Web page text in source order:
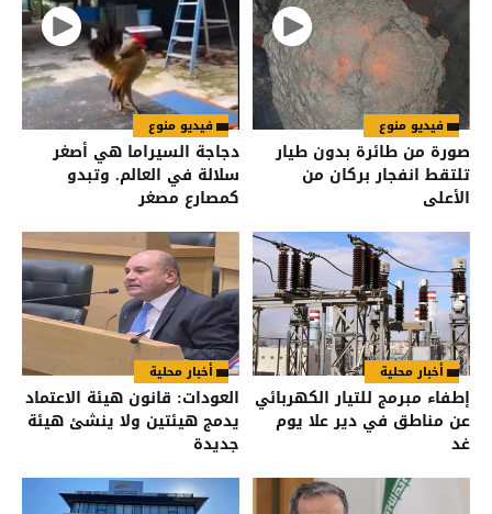
فيديو منوع
صورة من طائرة بدون طيار
تلتقط انفجار بركان من
الأعلى
فيديو منوع
دجاجة السيراما هي أصغر
سلالة في العالم. وتبدو
كمصارع مصغر
أخبار محلية
إطفاء مبرمج للتيار الكهربائي
عن مناطق في دير علا يوم
غد
أخبار محلية
العودات: قانون هيئة الاعتماد
يدمج هيئتين ولا ينشئ هيئة
جديدة